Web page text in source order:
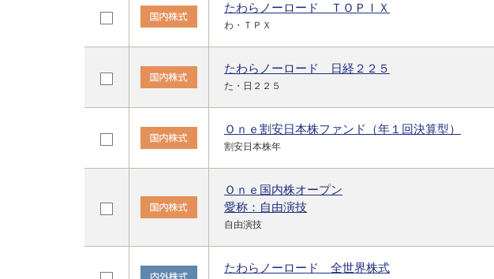
たわらノーロード ＴＯＰＩＸ
わ・ＴＰＸ
たわらノーロード 日経２２５
た・日２２５
Ｏｎｅ割安日本株ファンド（年１回決算型）
割安日本株年
Ｏｎｅ国内株オープン
愛称：自由演技
自由演技
たわらノーロード 全世界株式